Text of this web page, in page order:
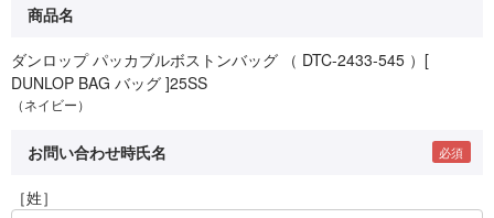
商品名
ダンロップ パッカブルボストンバッグ （ DTC-2433-545 ）[
DUNLOP BAG バッグ ]25SS
（ネイビー）
お問い合わせ時氏名
［姓］